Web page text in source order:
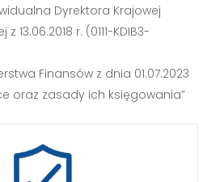
Dyrektora Krajowej
13.06.2018 r. (0111-KDIB3-
Finansów z dnia 01.07.2023
oraz zasady ich księgowania”